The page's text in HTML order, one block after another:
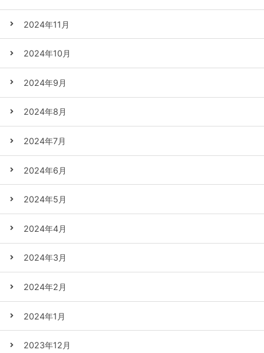
2024年11月
2024年10月
2024年9月
2024年8月
2024年7月
2024年6月
2024年5月
2024年4月
2024年3月
2024年2月
2024年1月
2023年12月